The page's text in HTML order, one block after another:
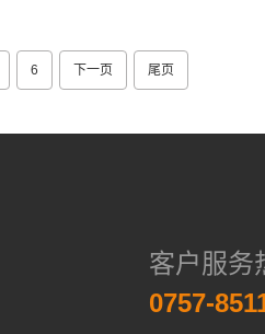
6 下一页 尾页
客户服务
0757-